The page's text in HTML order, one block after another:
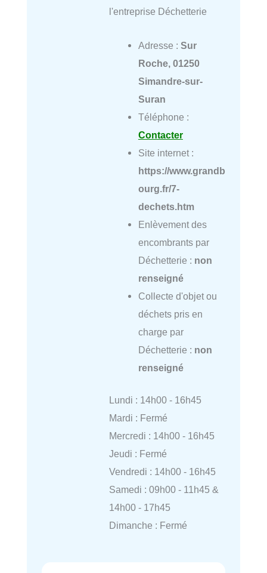
l'entreprise Déchetterie
Adresse : Sur
Roche, 01250
Simandre-sur-
Suran
Téléphone :
Contacter
Site internet :
https://www.grandb
ourg.fr/7-
dechets.htm
Enlèvement des
encombrants par
Déchetterie : non
renseigné
Collecte d'objet ou
déchets pris en
charge par
Déchetterie : non
renseigné
Lundi : 14h00 - 16h45
Mardi : Fermé
Mercredi : 14h00 - 16h45
Jeudi : Fermé
Vendredi : 14h00 - 16h45
Samedi : 09h00 - 11h45 &
14h00 - 17h45
Dimanche : Fermé